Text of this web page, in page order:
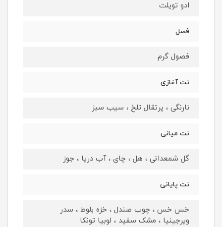
ادو تویلت
فصل
فصول گرم
نت آغازی
نارنگی ، پرتقال تلخ ، سیب سبز
نت میانی
گل شمعدانی ، هل ، چای ، آب دریا ، جوز
نت پایانی
خس خس ، چوب صندل ، خزه بلوط ، سدر
ویرجینیا ، مشک سفید ، لوبیا تونکا